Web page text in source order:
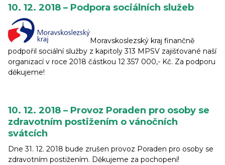
10. 12. 2018 – Podpora sociálních služeb
Moravskoslezský kraj finančně
podpořil sociální služby z kapitoly 313 MPSV zajišťované naší
organizací v roce 2018 částkou 12 357 000,- Kč. Za podporu
děkujeme!
10. 12. 2018 – Provoz Poraden pro osoby se
zdravotním postižením o vánočních
svátcích
Dne 31. 12. 2018 bude zrušen provoz Poraden pro osoby se
zdravotním postižením. Děkujeme za pochopení!